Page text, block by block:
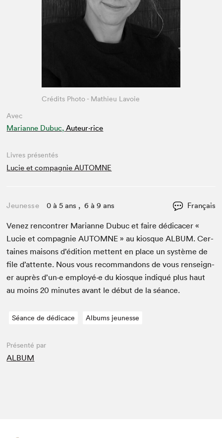
Avec
Marianne Dubuc, Auteur·rice
Crédits Photo - Mathieu Lavoie
Livres présentés
Lucie et compagnie AUTOMNE
Jeunesse 0 à 5 ans , 6 à 9 ans Français
Venez ren­con­tr­er Mar­i­anne Dubuc et faire dédi­cac­er «
Lucie et com­pag­nieAUTOMNE » au kiosqueALBUM. Cer­
taines maisons d’édi­tion met­tent en place un sys­tème de
file d’at­tente. Nous vous recom­man­dons de vous ren­seign­
er auprès d’un·e employé·e du kiosque indiqué plus haut
au moins20 min­utes avant le début de la séance.
Séance de dédicace Albums jeunesse
Présenté par
ALBUM